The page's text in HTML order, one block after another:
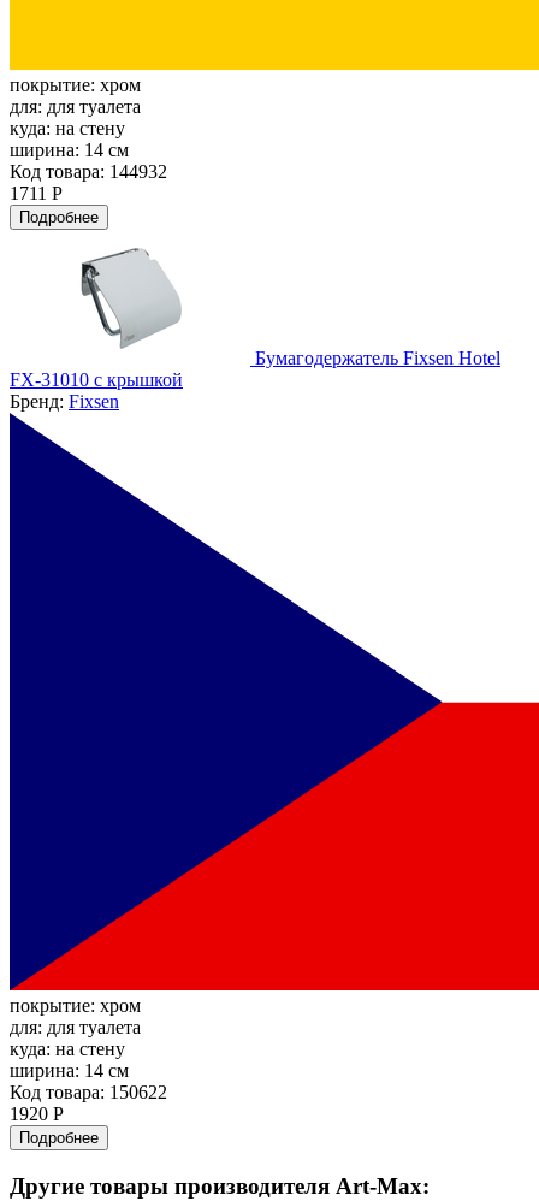
покрытие: хром
для: для туалета
куда: на стену
ширина: 14 см
Код товара: 144932
1711 Р
Подробнее
Бумагодержатель Fixsen Hotel
FX-31010 с крышкой
Бренд: Fixsen
покрытие: хром
для: для туалета
куда: на стену
ширина: 14 см
Код товара: 150622
1920 Р
Подробнее
Другие товары производителя Art-Max: